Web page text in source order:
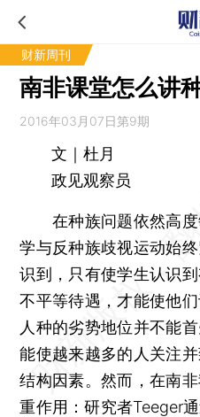
财新周刊
南非课堂怎么讲
2016年03月07日第9期
文｜杜月
政见观察员
在种族问题依然高度
学与反种族歧视运动始
识到，只有使学生认识
不平等待遇，才能使他
人种的劣势地位并不能
能使越来越多的人关注
结构因素。然而，在南
重作用：研究者Teeger